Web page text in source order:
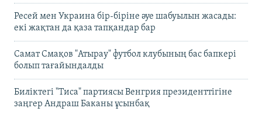
Ресей мен Украина бір-біріне әуе шабуылын жасады:
екі жақтан да қаза тапқандар бар
Самат Смақов "Атырау" футбол клубының бас бапкері
болып тағайындалды
Биліктегі "Тиса" партиясы Венгрия президенттігіне
заңгер Андраш Баканы ұсынбақ